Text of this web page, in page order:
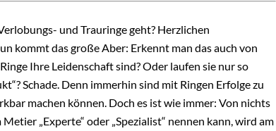
und Trauringe geht? Herzlichen
kommt das große Aber: Erkennt man das auch von
Ihre Leidenschaft sind? Oder laufen sie nur so
Schade. Denn immerhin sind mit Ringen Erfolge zu
machen können. Doch es ist wie immer: Von nichts
„Experte“ oder „Spezialist“ nennen kann, wird am